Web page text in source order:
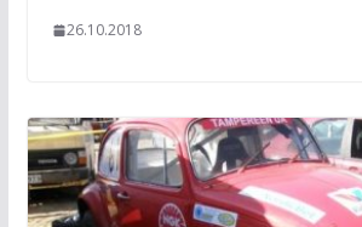
26.10.2018